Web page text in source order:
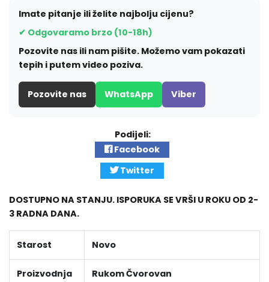
Imate pitanje ili želite najbolju cijenu?
✔ Odgovaramo brzo (10-18h)
Pozovite nas ili nam pišite. Možemo vam pokazati
tepih i putem video poziva.
Pozovite nas WhatsApp Viber
Podijeli:
Facebook
Twitter
DOSTUPNO NA STANJU. ISPORUKA SE VRŠI U ROKU OD 2-
3 RADNA DANA.
Starost Novo
Proizvodnja Rukom Čvorovan